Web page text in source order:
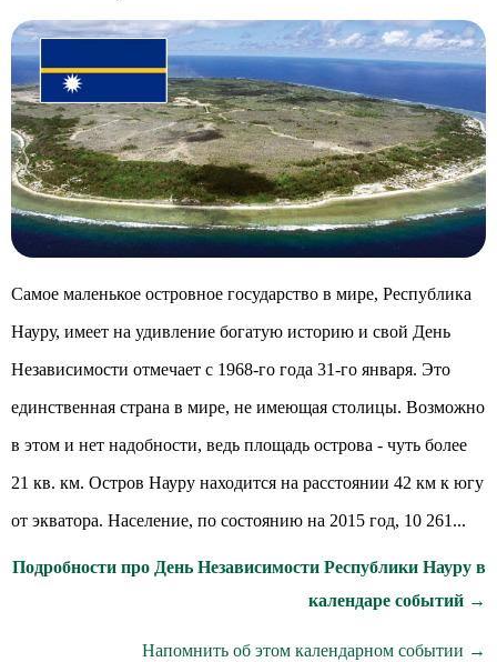
Самое маленькое островное государство в мире, Республика
Науру, имеет на удивление богатую историю и свой День
Независимости отмечает с 1968-го года 31-го января. Это
единственная страна в мире, не имеющая столицы. Возможно
в этом и нет надобности, ведь площадь острова - чуть более
21 кв. км. Остров Науру находится на расстоянии 42 км к югу
от экватора. Население, по состоянию на 2015 год, 10 261...
Подробности про День Независимости Республики Науру в
календаре событий →
Напомнить об этом календарном событии →